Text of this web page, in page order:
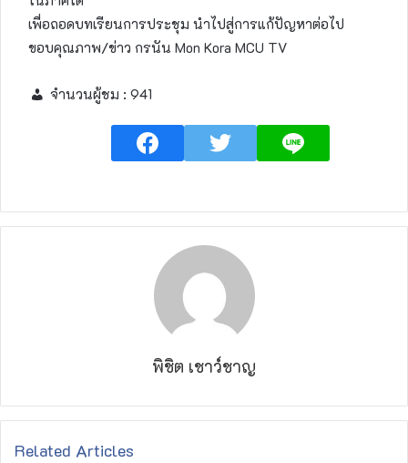
เพื่อถอดบทเรียนการประชุม นำไปสู่การแก้ปัญหาต่อไป
ขอบคุณภาพ/ข่าว กรนัน Mon Kora MCU TV
จำนวนผู้ชม : 941
พิชิต เชาว์ชาญ
Related Articles